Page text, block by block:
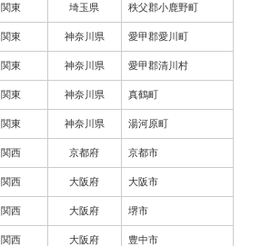
関東 埼玉県 秩父郡小鹿野町
関東 神奈川県 愛甲郡愛川町
関東 神奈川県 愛甲郡清川村
関東 神奈川県 真鶴町
関東 神奈川県 湯河原町
関西 京都府 京都市
関西 大阪府 大阪市
関西 大阪府 堺市
関西 大阪府 豊中市